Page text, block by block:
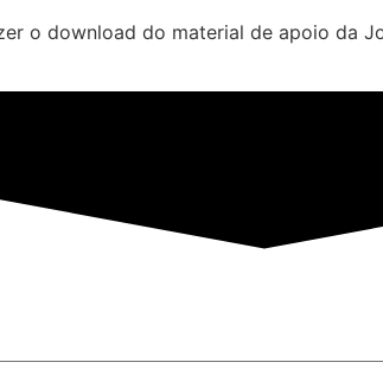
o download do material de apoio da